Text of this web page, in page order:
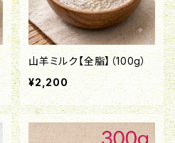
山羊ミルク【全脂】（100g）
¥2,200